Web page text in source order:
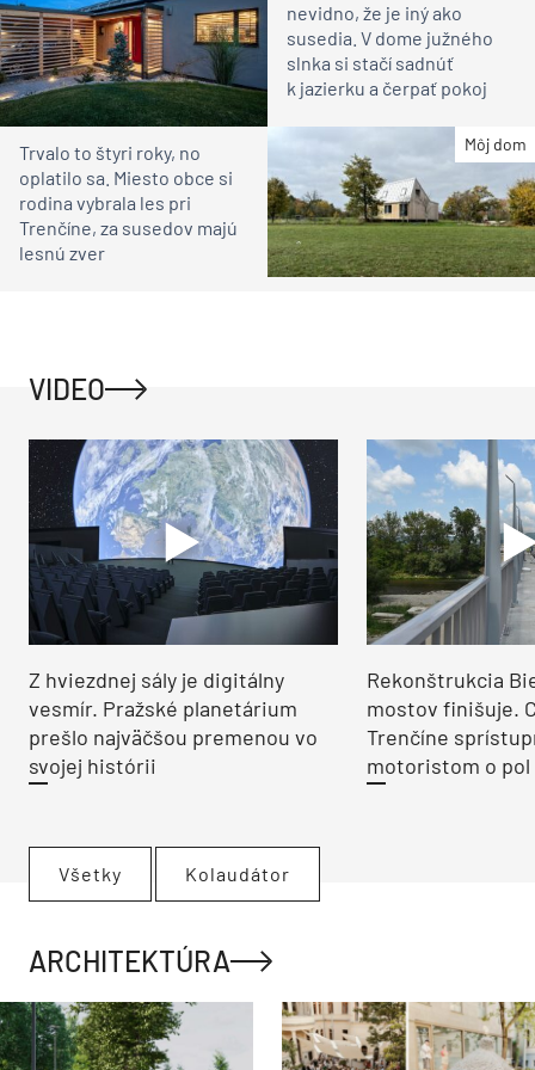
nevidno, že je iný ako
susedia. V dome južného
slnka si stačí sadnúť
k jazierku a čerpať pokoj
Môj dom
Trvalo to štyri roky, no
oplatilo sa. Miesto obce si
rodina vybrala les pri
Trenčíne, za susedov majú
lesnú zver
VIDEO
Z hviezdnej sály je digitálny
vesmír. Pražské planetárium
prešlo najväčšou premenou vo
svojej histórii
Rekonštrukcia
mostov finišuje.
Trenčíne
motoristom o pol
Všetky Kolaudátor
ARCHITEKTÚRA